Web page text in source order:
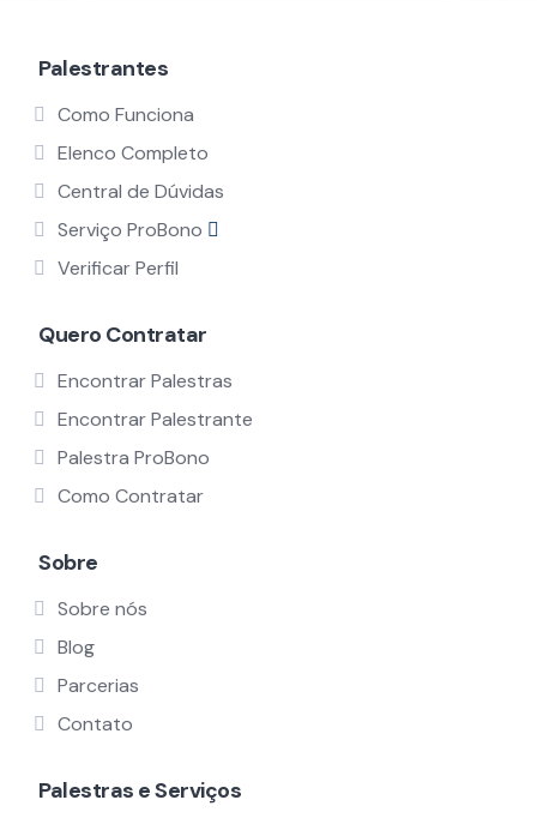
Palestrantes
Como Funciona
Elenco Completo
Central de Dúvidas
Serviço ProBono
Verificar Perfil
Quero Contratar
Encontrar Palestras
Encontrar Palestrante
Palestra ProBono
Como Contratar
Sobre
Sobre nós
Blog
Parcerias
Contato
Palestras e Serviços